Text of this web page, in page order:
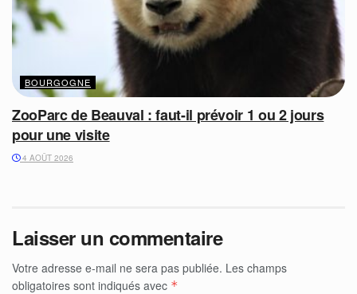
BOURGOGNE
ZooParc de Beauval : faut-il prévoir 1 ou 2 jours
pour une visite
4 AOÛT 2026
Laisser un commentaire
Votre adresse e-mail ne sera pas publiée. Les champs
obligatoires sont indiqués avec *